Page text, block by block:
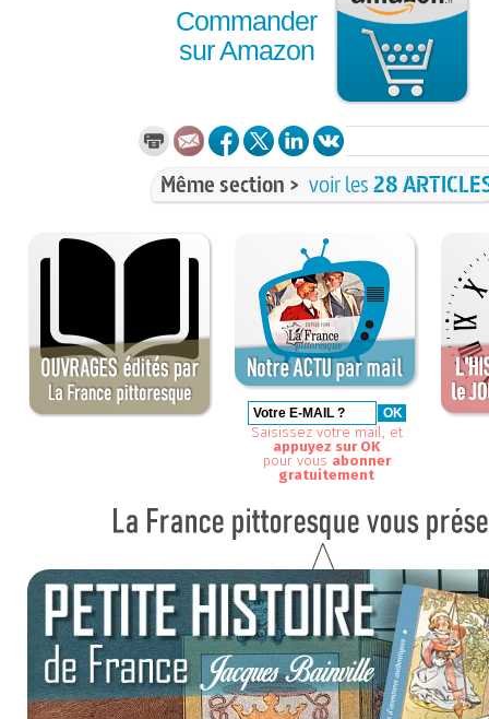
Commander
sur Amazon
Même section > voir les28
Saisissez votre mail, et
appuyez sur OK
pour vous abonner
gratuitement